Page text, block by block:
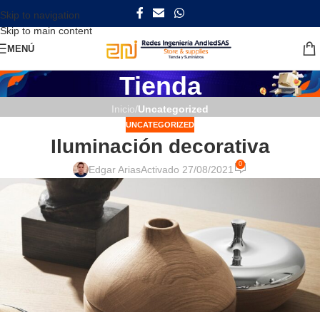
Skip to navigation
Skip to main content
MENÚ
Tienda
Inicio/Uncategorized
UNCATEGORIZED
Iluminación decorativa
Edgar AriasActivado 27/08/2021 0